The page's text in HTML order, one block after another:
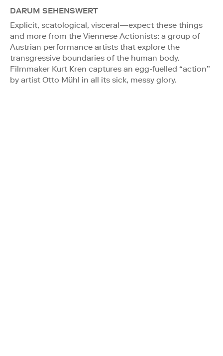
DARUM SEHENSWERT
Explicit, scatological, visceral—expect these things
and more from the Viennese Actionists: a group of
Austrian performance artists that explore the
transgressive boundaries of the human body.
Filmmaker Kurt Kren captures an egg-fuelled “action”
by artist Otto Mühl in all its sick, messy glory.